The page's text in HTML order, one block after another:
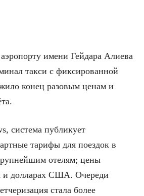
имени Гейдара Алиева
такси с фиксированной
конец разовым ценам и
система публикует
тарифы для поездок в
отелям; цены
и долларах США. Очереди
стала более